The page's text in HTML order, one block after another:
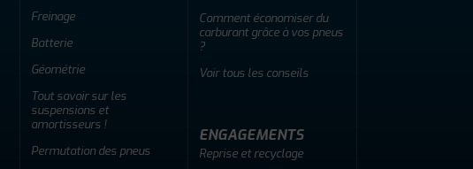
Freinage
Batterie
Géométrie
Tout savoir sur les
suspensions et
amortisseurs !
Permutation des pneus
Comment économiser du
carburant grâce à vos pneus
?
Voir tous les conseils
ENGAGEMENTS
Reprise et recyclage